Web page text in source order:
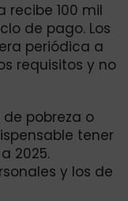
100 mil
de pago. Los
periódica a
requisitos y no
pobreza o
tener
2025.
y los de